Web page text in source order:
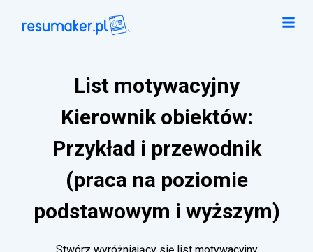
List motywacyjny
Kierownik obiektów:
Przykład i przewodnik
(praca na poziomie
podstawowym i wyższym)